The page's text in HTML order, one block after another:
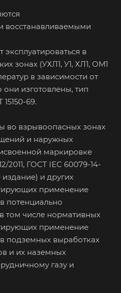
в
зонах (УХЛ1, У1, ХЛ1, ОМ1
в зависимости от
они изготовлены, тип
69.
во взрывоопасных зонах
и наружных
маркировке
2011, ГОСТ IEC 60079-14-
издание) и других
применение
потенциально
том числе нормативных
применение
подземных выработках
и их наземных
газу и